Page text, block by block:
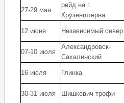
27-29 мая
рейд на г.
Крузенштерна
12 июня Независимый север
07-10 июля
Александровск-
Сахалинский
16 июля Глинка
30-31 июля Шишкевич трофи